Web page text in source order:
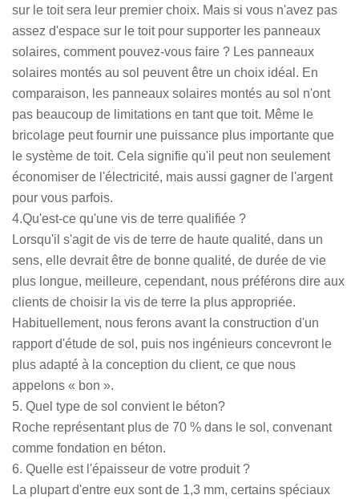
sur le toit sera leur premier choix. Mais si vous n'avez pas
assez d'espace sur le toit pour supporter les panneaux
solaires, comment pouvez-vous faire ? Les panneaux
solaires montés au sol peuvent être un choix idéal. En
comparaison, les panneaux solaires montés au sol n'ont
pas beaucoup de limitations en tant que toit. Même le
bricolage peut fournir une puissance plus importante que
le système de toit. Cela signifie qu'il peut non seulement
économiser de l'électricité, mais aussi gagner de l'argent
pour vous parfois.
4.Qu'est-ce qu'une vis de terre qualifiée ?
Lorsqu'il s'agit de vis de terre de haute qualité, dans un
sens, elle devrait être de bonne qualité, de durée de vie
plus longue, meilleure, cependant, nous préférons dire aux
clients de choisir la vis de terre la plus appropriée.
Habituellement, nous ferons avant la construction d'un
rapport d'étude de sol, puis nos ingénieurs concevront le
plus adapté à la conception du client, ce que nous
appelons « bon ».
5. Quel type de sol convient le béton?
Roche représentant plus de 70 % dans le sol, convenant
comme fondation en béton.
6. Quelle est l'épaisseur de votre produit ?
La plupart d'entre eux sont de 1,3 mm, certains spéciaux